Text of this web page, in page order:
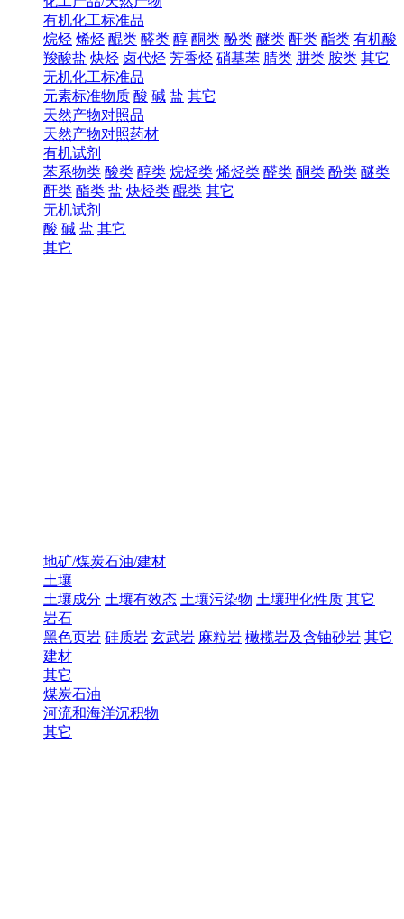
有机化工标准品
烷烃 烯烃 醌类 醛类 醇 酮类 酚类 醚类 酐类 酯类 有机酸
羧酸盐 炔烃 卤代烃 芳香烃 硝基苯 腈类 肼类 胺类 其它
无机化工标准品
元素标准物质 酸 碱 盐 其它
天然产物对照品
天然产物对照药材
有机试剂
苯系物类 酸类 醇类 烷烃类 烯烃类 醛类 酮类 酚类 醚类
酐类 酯类 盐 炔烃类 醌类 其它
无机试剂
酸 碱 盐 其它
其它
地矿/煤炭石油/建材
土壤
土壤成分 土壤有效态 土壤污染物 土壤理化性质 其它
岩石
黑色页岩 硅质岩 玄武岩 麻粒岩 橄榄岩及含铀砂岩 其它
建材
其它
煤炭石油
河流和海洋沉积物
其它